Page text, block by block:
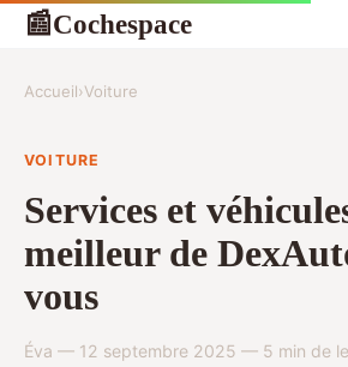
📰Cochespace
Accueil›Voiture
VOITURE
Services et
meilleur de
vous
Éva — 12 septembre 2025 — 5 min de